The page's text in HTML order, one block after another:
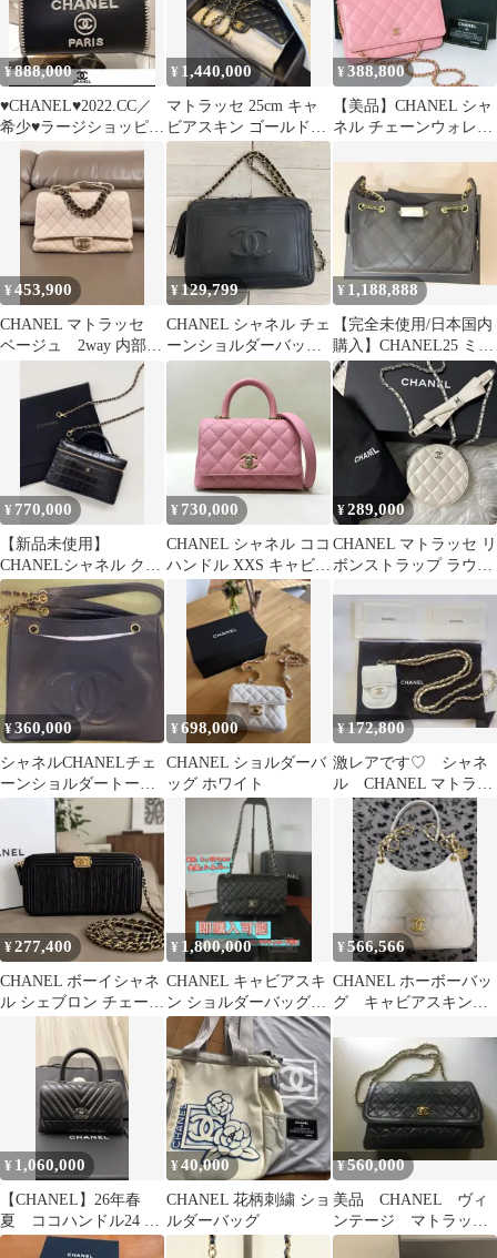
¥888,000
♥️CHANEL♥️2022.CC／
希少♥ラージショッピン
グバッグ／ドーヴィル
¥ 1,440,000
マトラッセ 25cm キャ
ビアスキン ゴールド金
具 【新品未使用】
¥388,800
【美品】CHANEL シャ
ネル チェーンウォレッ
¥453,900
CHANEL マトラッセ
ベージュ 2way 内部仕
¥ 129,799
CHANEL シャネル チェ
ーンショルダーバッグ
ラムスキン ブラック 保
¥ 1,188,888
【完全未使用/日本国内
購入】CHANEL25 ミニ
シャネル ブラック 黒
¥ 770,000
【新品未使用】
CHANELシャネル クロ
コ型押し ハンドバッグ
黒 ゴールド金具
¥ 730,000
CHANEL シャネル ココ
ハンドル XXS キャビア
スキン 2WAY ハンドバ
ッグ ピンク シャンパン
ゴールド金具 AS2215
¥289,000
CHANEL マトラッセ リ
ボンストラップ ラウン
¥360,000
シャネルCHANELチェ
ーンショルダートート
¥698,000
CHANEL ショルダーバ
ッグ ホワイト
¥172,800
激レアです♡ シャネ
ル CHANEL マトラッ
セ airpodsストラップ
¥277,400
CHANEL ボーイシャネ
ル シェブロン チェーン
ショルダーバッグ ブラ
¥ 1,800,000
CHANEL キャビアスキ
ン ショルダーバッグ
マトラッセ25cm
¥566,566
CHANEL ホーボーバッ
グ キャビアスキン
23P
¥ 1,060,000
【CHANEL】26年春
夏 ココハンドル24 V
ステッチ キャビアス
¥40,000
CHANEL 花柄刺繍 ショ
ルダーバッグ
¥560,000
美品 CHANEL ヴィ
ンテージ マトラッ
セ チェーンショルダ